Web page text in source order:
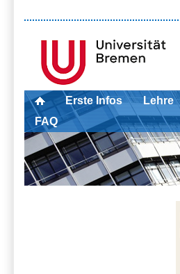
Erste Infos Lehre
FAQ